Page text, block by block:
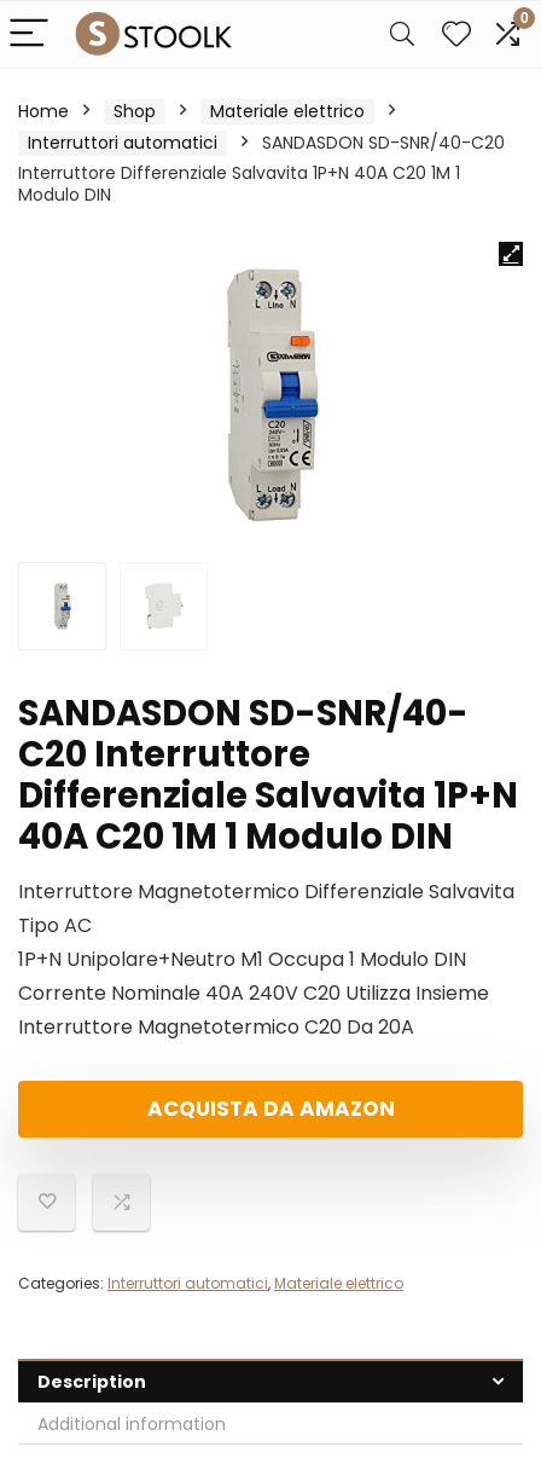
0
Home Shop
Materiale elettrico
Interruttori automatici
SANDASDON SD-SNR/40-C20
Interruttore Differenziale Salvavita 1P+N 40A C20 1M 1
Modulo DIN
SANDASDON SD-SNR/40-
C20 Interruttore
Differenziale Salvavita 1P+N
40A C20 1M 1 Modulo DIN
Interruttore Magnetotermico Differenziale Salvavita
Tipo AC
1P+N Unipolare+Neutro M1 Occupa 1 Modulo DIN
Corrente Nominale 40A 240V C20 Utilizza Insieme
Interruttore Magnetotermico C20 Da 20A
ACQUISTA DA AMAZON
Categories: Interruttori automatici, Materiale elettrico
Description
Additional information